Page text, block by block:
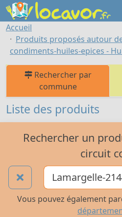
Accueil
Produits proposés autour
condiments-huiles-epices -
Rechercher par
commune
Liste des produits
Rechercher un
circuit
Vous pouvez également